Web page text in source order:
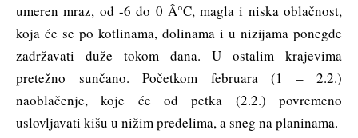
umeren mraz, od -6 do 0 Â°C, magla i niska oblačnost,
koja će se po kotlinama, dolinama i u nizijama ponegde
zadržavati duže tokom dana. U ostalim krajevima
pretežno sunčano. Početkom februara (1 – 2.2.)
naoblačenje, koje će od petka (2.2.) povremeno
uslovljavati kišu u nižim predelima, a sneg na planinama.